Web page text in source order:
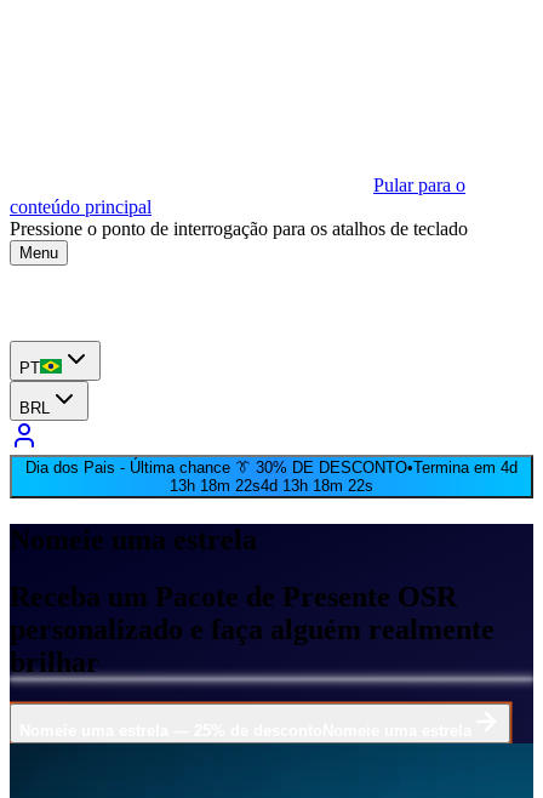
Pular para o
conteúdo principal
Pressione o ponto de interrogação para os atalhos de teclado
Menu
PT
BRL
Dia dos Pais - Última chance 👔 30% DE DESCONTO•Termina em 4d
13h 18m 22s4d 13h 18m 22s
Nomeie uma estrela
Receba um Pacote de Presente OSR
personalizado e faça alguém realmente
brilhar